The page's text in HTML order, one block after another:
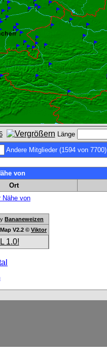
Länge
Andere Mitglieder (1594 von 7700)
von
Ort
Nähe von
Bananeweizen
V2.2 © Viktor